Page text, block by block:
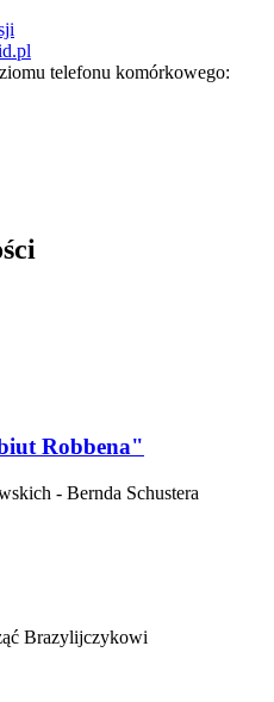
telefonu komórkowego:
Robbena"
- Bernda Schustera
Brazylijczykowi